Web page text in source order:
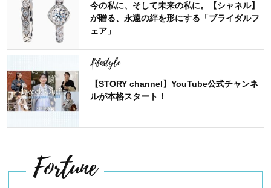
今の私に、そして未来の私に。【シャネル】
が贈る、永遠の絆を形にする「ブライダルフ
ェア」
Lifestyle
【STORY channel】YouTube公式チャンネ
ルが本格スタート！
Fortune